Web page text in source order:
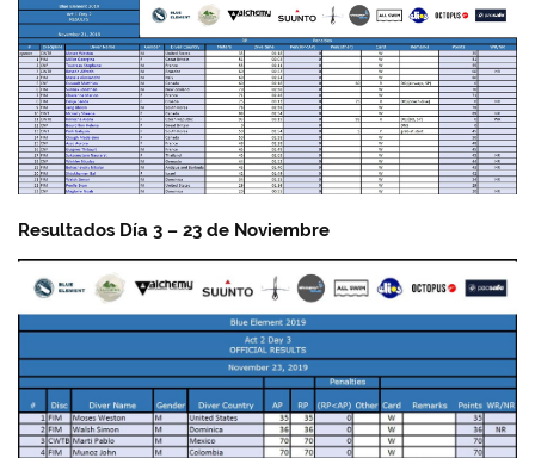
Resultados Día 3 – 23 de Noviembre